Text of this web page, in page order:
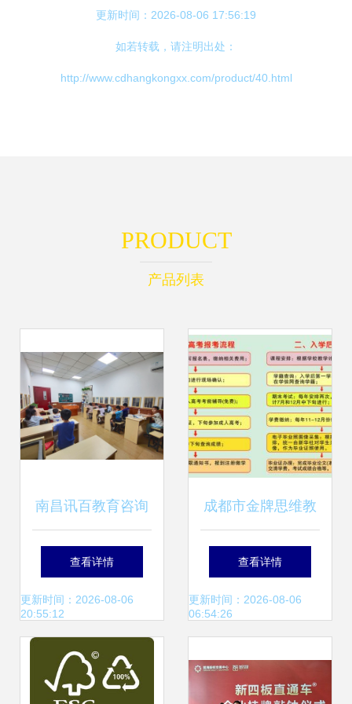
更新时间：2026-08-06 17:56:19
如若转载，请注明出处：
http://www.cdhangkongxx.com/product/40.html
PRODUCT
产品列表
南昌讯百教育咨询
引领教育咨询服务
新标杆
查看详情
更新时间：2026-08-06
20:55:12
成都市金牌思维教
育咨询有限责任公
司 专业化教育咨询
查看详情
更新时间：2026-08-06
06:54:26